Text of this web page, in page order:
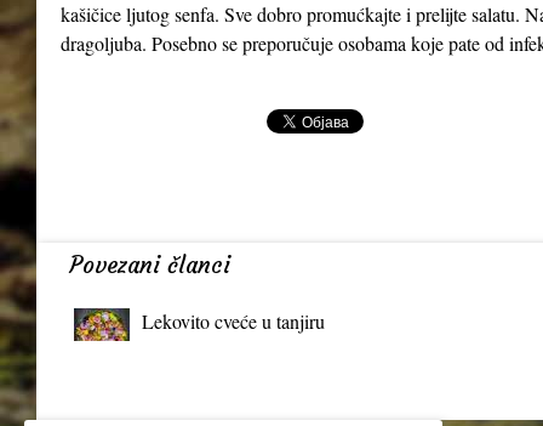
kašičice ljutog senfa. Sve dobro promućkajte i prelijte salatu.
dragoljuba. Posebno se preporučuje osobama koje pate od
Povezani članci
Lekovito cveće u tanjiru